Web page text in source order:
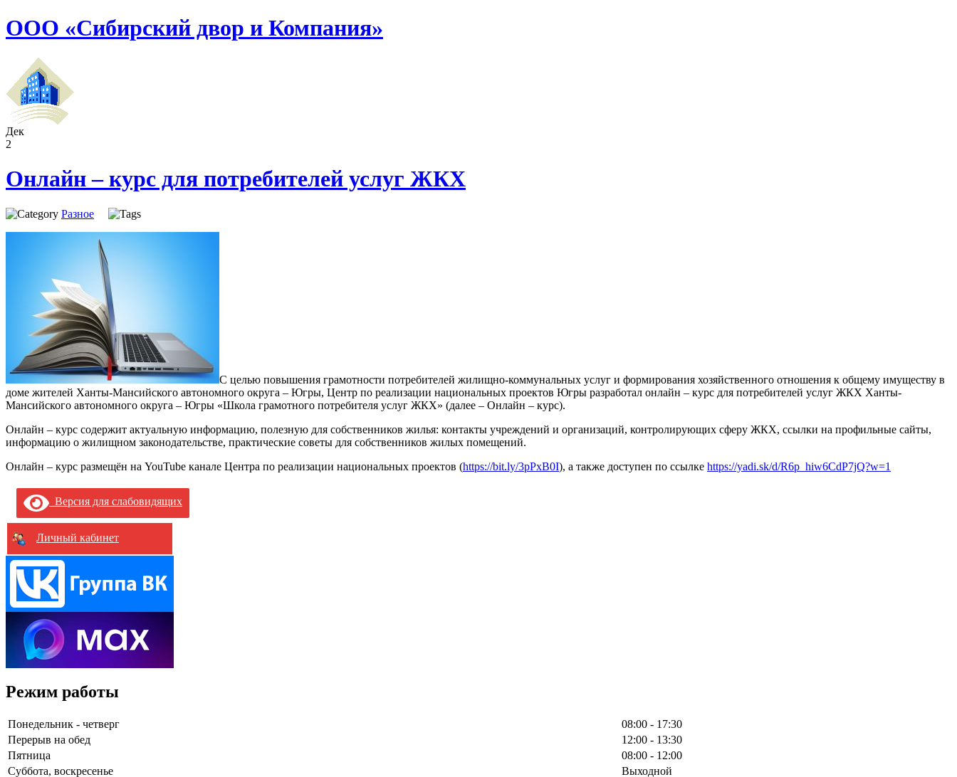
ООО «Сибирский двор и Компания»
Дек
2
Онлайн – курс для потребителей услуг ЖКХ
Разное
С целью повышения грамотности потребителей жилищно-коммунальных услуг и формирования хозяйственного отношения к общему имуществу в
доме жителей Ханты-Мансийского автономного округа – Югры, Центр по реализации национальных проектов Югры разработал онлайн – курс для потребителей услуг ЖКХ Ханты-
Мансийского автономного округа – Югры «Школа грамотного потребителя услуг ЖКХ» (далее – Онлайн – курс).
Онлайн – курс содержит актуальную информацию, полезную для собственников жилья: контакты учреждений и организаций, контролирующих сферу ЖКХ, ссылки на профильные сайты,
информацию о жилищном законодательстве, практические советы для собственников жилых помещений.
Онлайн – курс размещён на YouTube канале Центра по реализации национальных проектов (https://bit.ly/3pPxB0I), а также доступен по ссылке https://yadi.sk/d/R6p_hiw6CdP7jQ?w=1
Версия для слабовидящих
Личный кабинет
Режим работы
Понедельник - четверг
08:00 - 17:30
Перерыв на обед
12:00 - 13:30
Пятница
08:00 - 12:00
Суббота, воскресенье
Выходной